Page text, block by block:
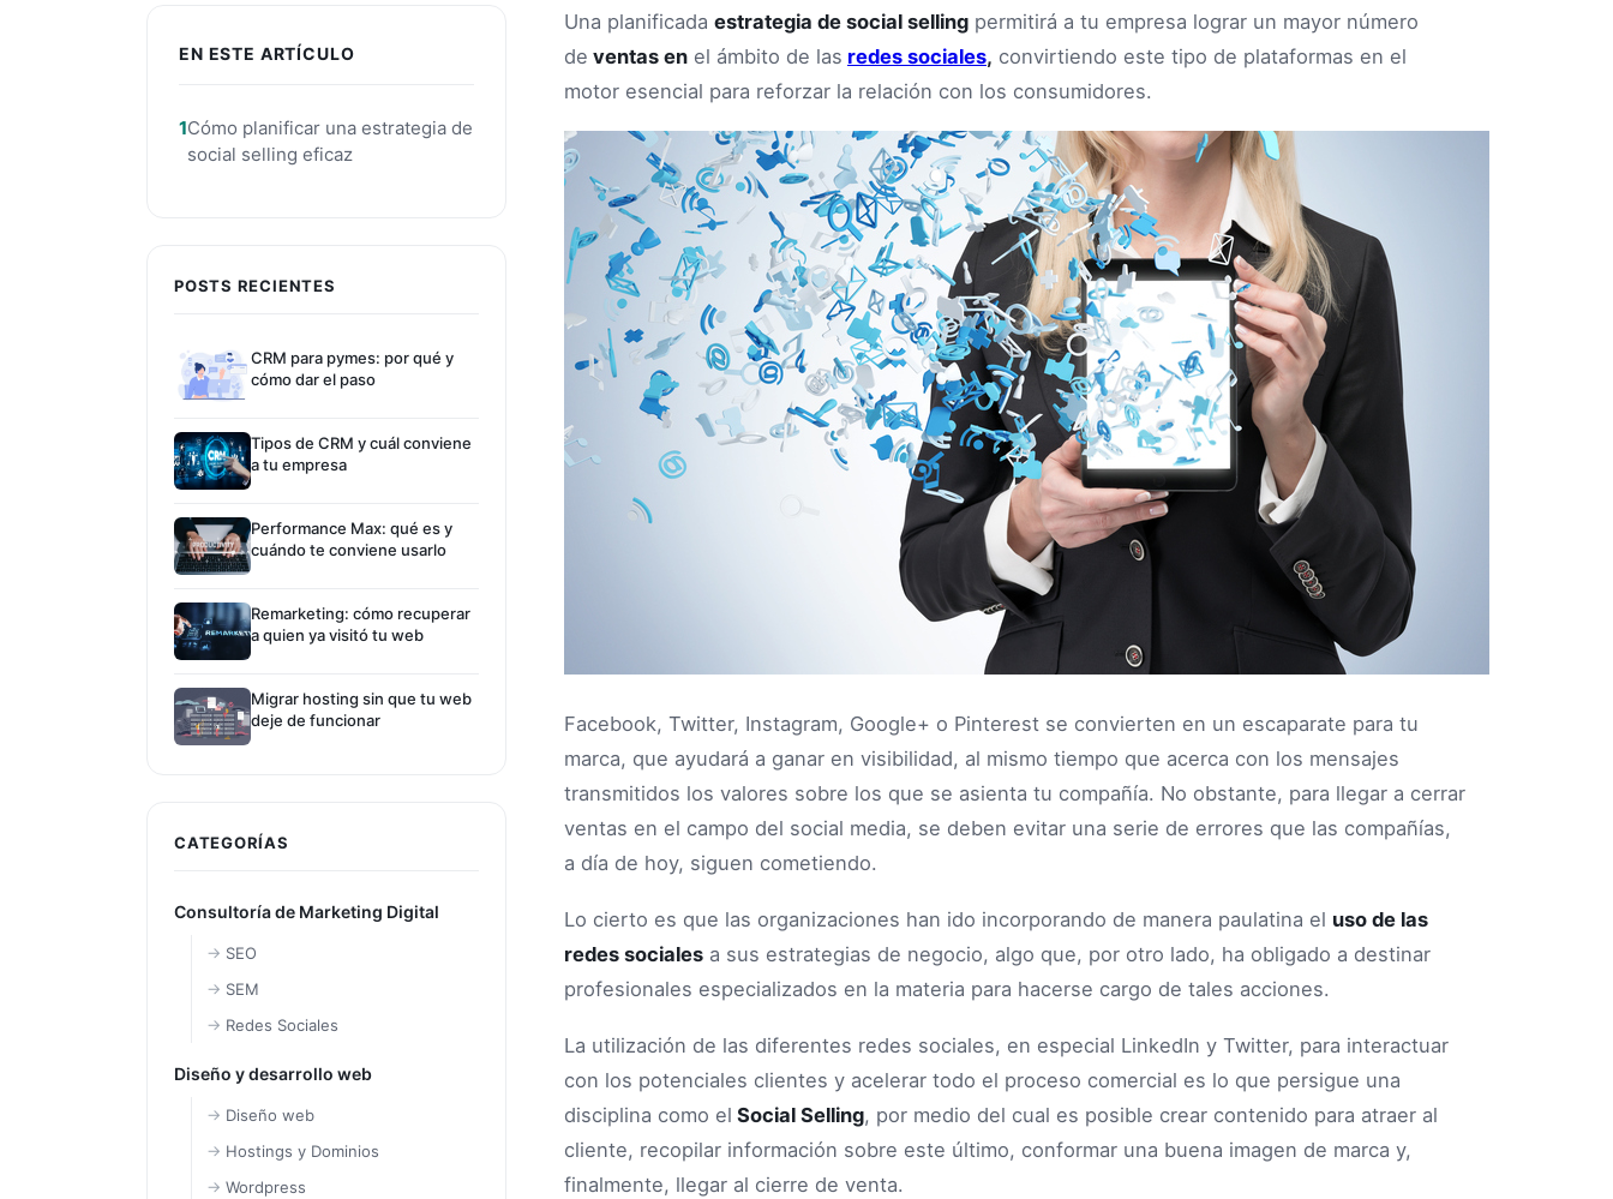
EN ESTE ARTÍCULO
Cómo planificar una estrategia de
social selling eficaz
POSTS RECIENTES
CRM para pymes: por qué y
cómo dar el paso
Tipos de CRM y cuál conviene
a tu empresa
Performance Max: qué es y
cuándo te conviene usarlo
Remarketing: cómo recuperar
a quien ya visitó tu web
Migrar hosting sin que tu web
deje de funcionar
CATEGORÍAS
Consultoría de Marketing Digital
SEO
SEM
Redes Sociales
Diseño y desarrollo web
Diseño web
Hostings y Dominios
Wordpress
Una planificada estrategia de social selling permitirá a tu empresa lograr un mayor número
de ventas en el ámbito de las redes sociales, convirtiendo este tipo de plataformas en el
motor esencial para reforzar la relación con los consumidores.
Facebook, Twitter, Instagram, Google+ o Pinterest se convierten en un escaparate para tu
marca, que ayudará a ganar en visibilidad, al mismo tiempo que acerca con los mensajes
transmitidos los valores sobre los que se asienta tu compañía. No obstante, para llegar a cerrar
ventas en el campo del social media, se deben evitar una serie de errores que las compañías,
a día de hoy, siguen cometiendo.
Lo cierto es que las organizaciones han ido incorporando de manera paulatina el uso de las
redes sociales a sus estrategias de negocio, algo que, por otro lado, ha obligado a destinar
profesionales especializados en la materia para hacerse cargo de tales acciones.
La utilización de las diferentes redes sociales, en especial LinkedIn y Twitter, para interactuar
con los potenciales clientes y acelerar todo el proceso comercial es lo que persigue una
disciplina como el Social Selling, por medio del cual es posible crear contenido para atraer al
cliente, recopilar información sobre este último, conformar una buena imagen de marca y,
finalmente, llegar al cierre de venta.